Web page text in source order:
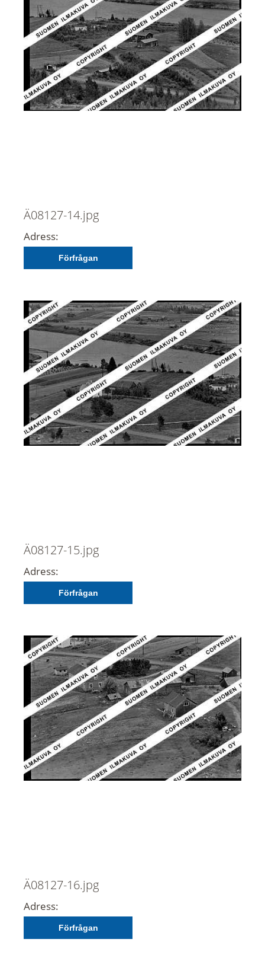
Ä08127-14.jpg
Adress:
Förfrågan
Ä08127-15.jpg
Adress:
Förfrågan
Ä08127-16.jpg
Adress:
Förfrågan